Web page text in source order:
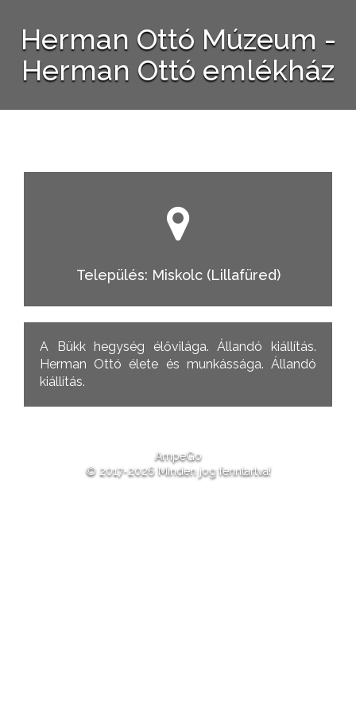
Herman Ottó Múzeum -
Herman Ottó emlékház
Település: Miskolc (Lillafüred)
A Bükk hegység élővilága. Állandó kiállítás.
Herman Ottó élete és munkássága. Állandó
kiállítás.
AmpeGo
© 2017-2026 Minden jog fenntartva!